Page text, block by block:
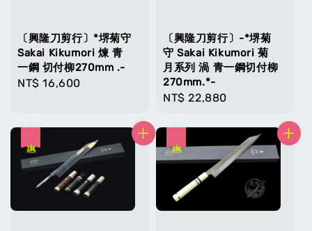
〔興隆刀剪行〕*堺菊守
Sakai Kikumori 煉 青
一鋼 切付柳270mm .-
Regular
NT$ 16,600
〔興隆刀剪行〕-*堺菊
守 Sakai Kikumori 菊
月系列 渦 青一鋼切付柳
270mm.*-
Regular
NT$ 22,880